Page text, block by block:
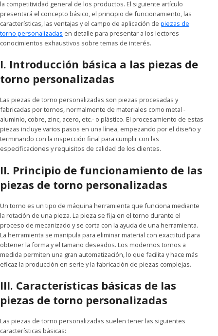
la competitividad general de los productos. El siguiente artículo
presentará el concepto básico, el principio de funcionamiento, las
características, las ventajas y el campo de aplicación de piezas de
torno personalizadas en detalle para presentar a los lectores
conocimientos exhaustivos sobre temas de interés.
I. Introducción básica a las piezas de
torno personalizadas
Las piezas de torno personalizadas son piezas procesadas y
fabricadas por tornos, normalmente de materiales como metal -
aluminio, cobre, zinc, acero, etc.- o plástico. El procesamiento de estas
piezas incluye varios pasos en una línea, empezando por el diseño y
terminando con la inspección final para cumplir con las
especificaciones y requisitos de calidad de los clientes.
II. Principio de funcionamiento de las
piezas de torno personalizadas
Un torno es un tipo de máquina herramienta que funciona mediante
la rotación de una pieza. La pieza se fija en el torno durante el
proceso de mecanizado y se corta con la ayuda de una herramienta.
La herramienta se manipula para eliminar material con exactitud para
obtener la forma y el tamaño deseados. Los modernos tornos a
medida permiten una gran automatización, lo que facilita y hace más
eficaz la producción en serie y la fabricación de piezas complejas.
III. Características básicas de las
piezas de torno personalizadas
Las piezas de torno personalizadas suelen tener las siguientes
características básicas: